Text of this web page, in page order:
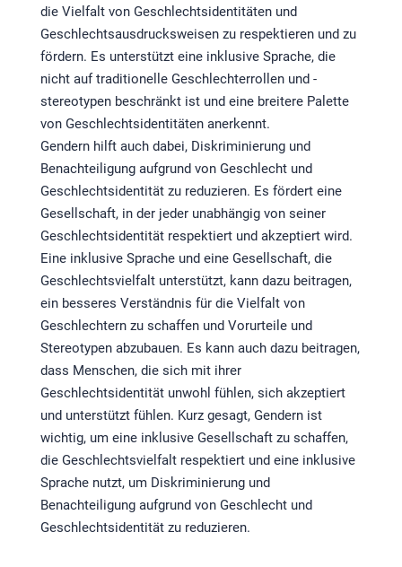
die Vielfalt von Geschlechtsidentitäten und
Geschlechtsausdrucksweisen zu respektieren und zu
fördern. Es unterstützt eine inklusive Sprache, die
nicht auf traditionelle Geschlechterrollen und -
stereotypen beschränkt ist und eine breitere Palette
von Geschlechtsidentitäten anerkennt.
Gendern hilft auch dabei, Diskriminierung und
Benachteiligung aufgrund von Geschlecht und
Geschlechtsidentität zu reduzieren. Es fördert eine
Gesellschaft, in der jeder unabhängig von seiner
Geschlechtsidentität respektiert und akzeptiert wird.
Eine inklusive Sprache und eine Gesellschaft, die
Geschlechtsvielfalt unterstützt, kann dazu beitragen,
ein besseres Verständnis für die Vielfalt von
Geschlechtern zu schaffen und Vorurteile und
Stereotypen abzubauen. Es kann auch dazu beitragen,
dass Menschen, die sich mit ihrer
Geschlechtsidentität unwohl fühlen, sich akzeptiert
und unterstützt fühlen. Kurz gesagt, Gendern ist
wichtig, um eine inklusive Gesellschaft zu schaffen,
die Geschlechtsvielfalt respektiert und eine inklusive
Sprache nutzt, um Diskriminierung und
Benachteiligung aufgrund von Geschlecht und
Geschlechtsidentität zu reduzieren.